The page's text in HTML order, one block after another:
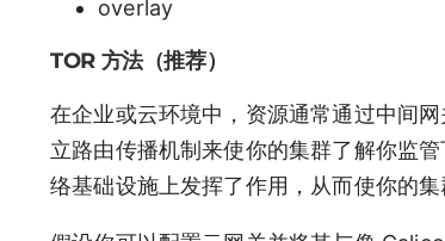
overlay
TOR 方法（推荐）
在企业或云环境中，资源通常通过中间
立路由传播机制来使你的集群了解你监
络基础设施上发挥了作用，从而使你的